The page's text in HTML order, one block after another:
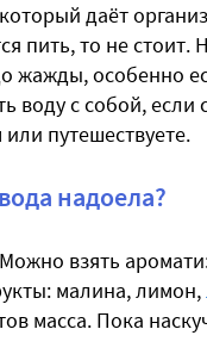
даёт
пить, то не
жажды, особенно
воду с собой,
путешествуете.
надоела?
взять
малина, лимон,
масса. Пока